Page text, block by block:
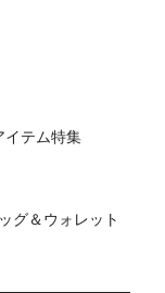
イテム特集
グ＆ウォレット